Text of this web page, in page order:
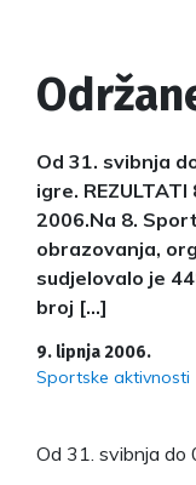
Od 31. svibnja
igre.
2006.Na 8.
obrazovanja,
sudjelovalo je
broj […]
9. lipnja 2006.
Sportske aktivnosti
Od 31. svibnja do